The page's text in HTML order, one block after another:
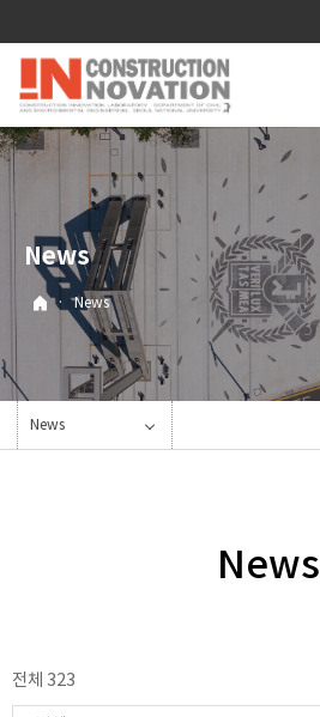
로
메
뉴
News
· News
News
News
전체 323